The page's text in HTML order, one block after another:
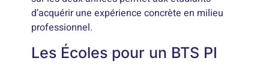
d’acquérir une expérience concrète en milieu
professionnel.
Les Écoles pour un BTS PI